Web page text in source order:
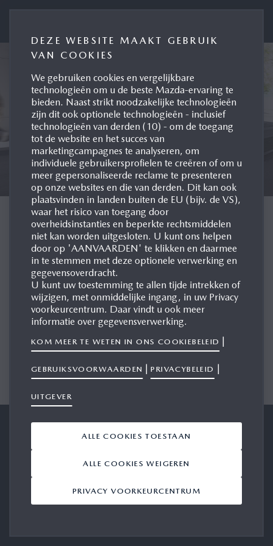
CHOOSE LANGUAGE
Bienvenue sur le site Presse de Mazda Motor Belux
Welkom op de Perssite van Mazda Motor Belux
Bienvenue sur le site Presse de Mazda Motor Belux
Mazda Motor Logistics Europe
Uitgever
Contacteer ons Selecteer taal/land
DEZE WEBSITE MAAKT GEBRUIK
VAN COOKIES
We gebruiken cookies en vergelijkbare
technologieën om u de beste Mazda-ervaring te
bieden. Naast strikt noodzakelijke technologieën
zijn dit ook optionele technologieën - inclusief
technologieën van derden (10) - om de toegang
tot de website en het succes van
marketingcampagnes te analyseren, om
individuele gebruikersprofielen te creëren of om u
meer gepersonaliseerde reclame te presenteren
op onze websites en die van derden. Dit kan ook
plaatsvinden in landen buiten de EU (bijv. de VS),
waar het risico van toegang door
overheidsinstanties en beperkte rechtsmiddelen
niet kan worden uitgesloten. U kunt ons helpen
door op 'AANVAARDEN' te klikken en daarmee
in te stemmen met deze optionele verwerking en
gegevensoverdracht.
U kunt uw toestemming te allen tijde intrekken of
wijzigen, met onmiddelijke ingang, in uw Privacy
voorkeurcentrum. Daar vindt u ook meer
informatie over gegevensverwerking.
KOM MEER TE WETEN IN ONS COOKIEBELEID |
GEBRUIKSVOORWAARDEN |PRIVACYBELEID |
UITGEVER
PRIVACY VOORKEURCENTRUM
ALLE COOKIES WEIGEREN
ALLE COOKIES TOESTAAN